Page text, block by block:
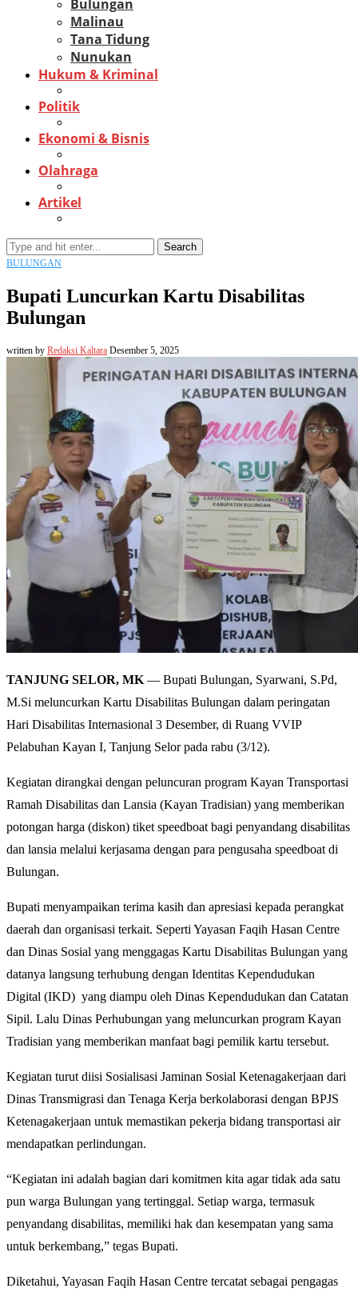
Bulungan
Malinau
Tana Tidung
Nunukan
Hukum & Kriminal
Politik
Ekonomi & Bisnis
Olahraga
Artikel
Search
BULUNGAN
Bupati Luncurkan Kartu Disabilitas
Bulungan
written by Redaksi Kaltara Desember 5, 2025
TANJUNG SELOR, MK — Bupati Bulungan, Syarwani, S.Pd,
M.Si meluncurkan Kartu Disabilitas Bulungan dalam peringatan
Hari Disabilitas Internasional 3 Desember, di Ruang VVIP
Pelabuhan Kayan I, Tanjung Selor pada rabu (3/12).
Kegiatan dirangkai dengan peluncuran program Kayan Transportasi
Ramah Disabilitas dan Lansia (Kayan Tradisian) yang memberikan
potongan harga (diskon) tiket speedboat bagi penyandang disabilitas
dan lansia melalui kerjasama dengan para pengusaha speedboat di
Bulungan.
Bupati menyampaikan terima kasih dan apresiasi kepada perangkat
daerah dan organisasi terkait. Seperti Yayasan Faqih Hasan Centre
dan Dinas Sosial yang menggagas Kartu Disabilitas Bulungan yang
datanya langsung terhubung dengan Identitas Kependudukan
Digital (IKD) yang diampu oleh Dinas Kependudukan dan Catatan
Sipil. Lalu Dinas Perhubungan yang meluncurkan program Kayan
Tradisian yang memberikan manfaat bagi pemilik kartu tersebut.
Kegiatan turut diisi Sosialisasi Jaminan Sosial Ketenagakerjaan dari
Dinas Transmigrasi dan Tenaga Kerja berkolaborasi dengan BPJS
Ketenagakerjaan untuk memastikan pekerja bidang transportasi air
mendapatkan perlindungan.
“Kegiatan ini adalah bagian dari komitmen kita agar tidak ada satu
pun warga Bulungan yang tertinggal. Setiap warga, termasuk
penyandang disabilitas, memiliki hak dan kesempatan yang sama
untuk berkembang,” tegas Bupati.
Diketahui, Yayasan Faqih Hasan Centre tercatat sebagai pengagas